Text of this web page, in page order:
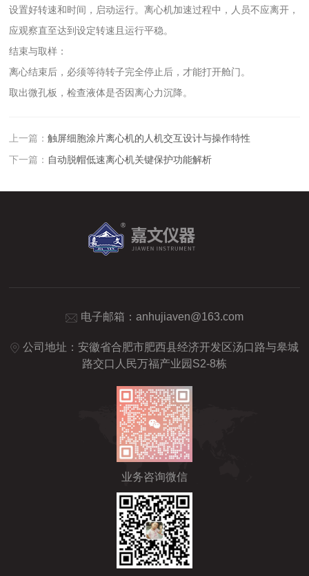
设置好转速和时间，启动运行。‌离心机加速过程中，人员不应离开‌，
应观察直至达到设定转速且运行平稳。
‌结束与取样‌：
离心结束后，‌必须等待转子完全停止‌后，才能打开舱门。
取出微孔板，检查液体是否因离心力沉降。
上一篇：触屏细胞涂片离心机的人机交互设计与操作特性
下一篇： 自动脱帽低速离心机关键保护功能解析
电子邮箱： anhujiaven@163.com
公司地址：安徽省合肥市肥西县经济开发区汤口路与皋城
路交口人民万福产业园S2-8栋
业务咨询微信